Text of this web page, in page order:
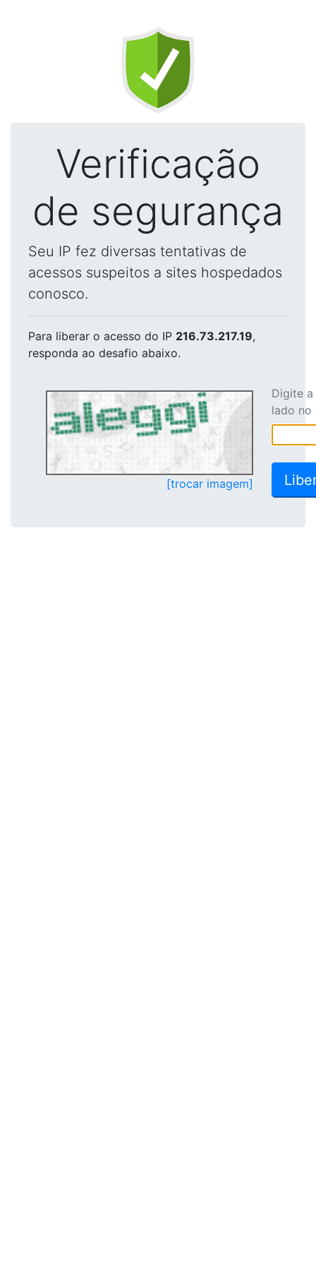
Verificação
de segurança
Seu IP fez diversas tentativas de
acessos suspeitos a sites hospedados
conosco.
Para liberar o acesso do IP 216.73.217.19,
responda ao desafio abaixo.
[trocar imagem]
Digite
lado no